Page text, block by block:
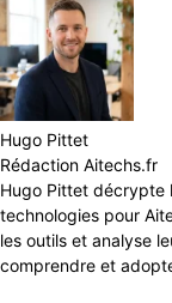
Hugo Pittet
Rédaction Aitechs.fr
Hugo Pittet décrypte
technologies pour
les outils et analyse
comprendre et